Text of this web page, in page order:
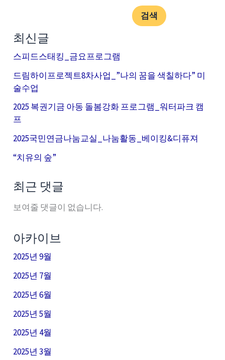
검색
최신글
스피드스태킹_금요프로그램
드림하이프로젝트8차사업_”나의 꿈을 색칠하다” 미
술수업
2025 복권기금 아동 돌봄강화 프로그램_워터파크 캠
프
2025국민연금나눔교실_나눔활동_베이킹&디퓨져
“치유의 숲”
최근 댓글
보여줄 댓글이 없습니다.
아카이브
2025년 9월
2025년 7월
2025년 6월
2025년 5월
2025년 4월
2025년 3월